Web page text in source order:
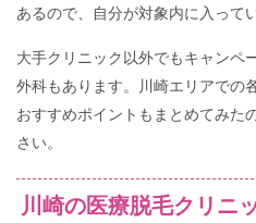
あるので、自分が対象内に入って
大手クリニック以外でもキャンペ
外科もあります。川崎エリアでの
おすすめポイントもまとめてみた
さい。
川崎の医療脱毛クリニ